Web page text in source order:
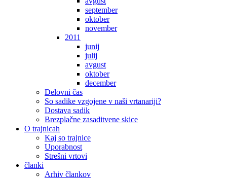
september
oktober
november
2011
junij
julij
avgust
oktober
december
Delovni čas
So sadike vzgojene v naši vrtanariji?
Dostava sadik
Brezplačne zasaditvene skice
O trajnicah
Kaj so trajnice
Uporabnost
Strešni vrtovi
članki
Arhiv člankov